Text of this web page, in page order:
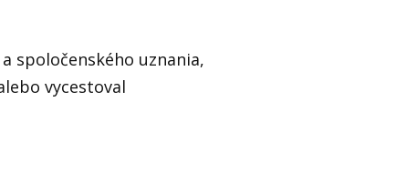
spoločenského uznania,
vycestoval